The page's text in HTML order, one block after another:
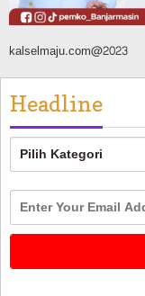
kalselmaju.com@2023
Headline
Headline